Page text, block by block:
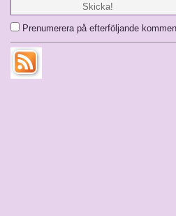
Prenumerera på efterföljande